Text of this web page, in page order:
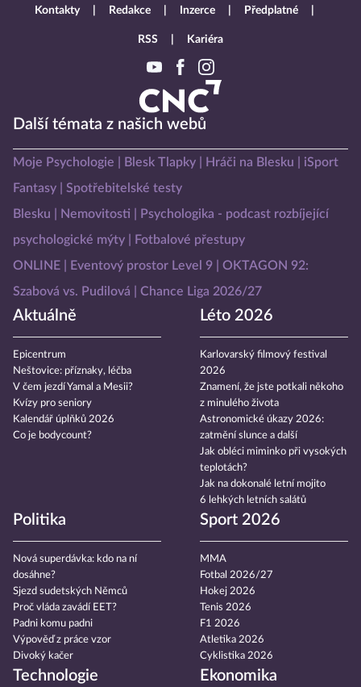
Další témata z našich webů
Moje Psychologie Blesk Tlapky Hráči na Blesku
iSport
Fantasy
Spotřebitelské testy
Blesku
Nemovitosti
Psychologika - podcast rozbíjející
psychologické mýty
Fotbalové přestupy
ONLINE
Eventový prostor Level 9
OKTAGON 92:
Szabová vs. Pudilová
Chance Liga 2026/27
Aktuálně
Epicentrum
Neštovice: příznaky, léčba
V čem jezdí Yamal a Mesii?
Kvízy pro seniory
Kalendář úplňků 2026
Co je bodycount?
Léto 2026
Karlovarský filmový festival
2026
Znamení, že jste potkali někoho
z minulého života
Astronomické úkazy 2026:
zatmění slunce a další
Jak obléci miminko při vysokých
teplotách?
Jak na dokonalé letní mojito
6 lehkých letních salátů
Politika
Nová superdávka: kdo na ní
dosáhne?
Sjezd sudetských Němců
Proč vláda zavádí EET?
Padni komu padni
Výpověď z práce vzor
Divoký kačer
Sport 2026
MMA
Fotbal 2026/27
Hokej 2026
Tenis 2026
F1 2026
Atletika 2026
Cyklistika 2026
Technologie Ekonomika
Kontakty Redakce Inzerce Předplatné
RSS Kariéra